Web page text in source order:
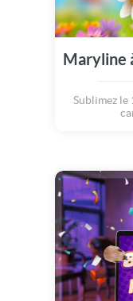
Maryline
Sublimez